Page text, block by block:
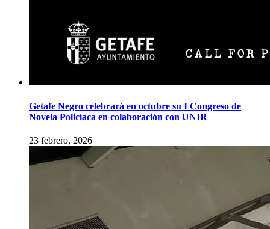
Getafe Negro celebrará en octubre su I Congreso de
Novela Policíaca en colaboración con UNIR
23 febrero, 2026